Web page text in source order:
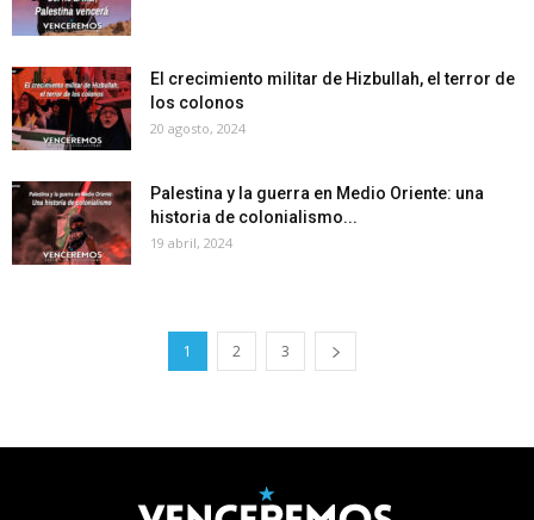
El crecimiento militar de Hizbullah, el terror de
los colonos
20 agosto, 2024
Palestina y la guerra en Medio Oriente: una
historia de colonialismo...
19 abril, 2024
1 2 3